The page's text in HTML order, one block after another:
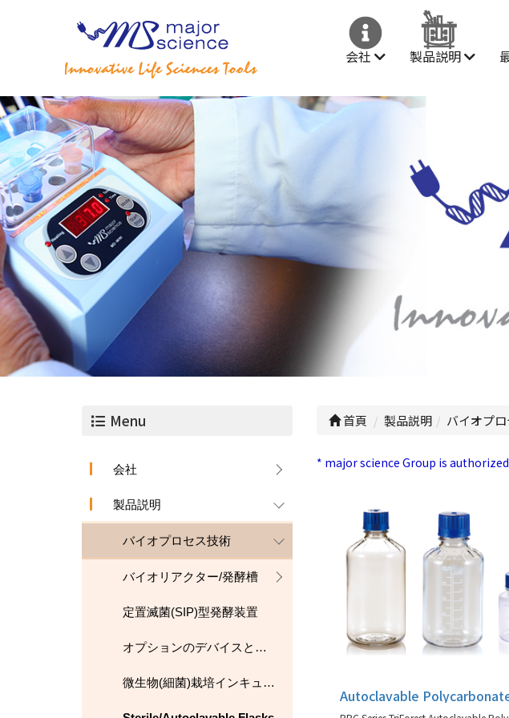
会社 製品説明
Menu
会社
製品説明
バイオプロセス技術
バイオリアクター/発酵槽
定置滅菌(SIP)型発酵装置
オプションのデバイスとアクセサリ
微生物(細菌)栽培インキュベーター
首頁 製品説明 バイオプ
* major science Group is